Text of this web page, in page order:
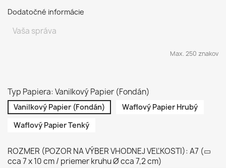
Dodatočné informácie
Max. 250 znakov
Typ Papiera: Vanilkový Papier (Fondán)
Vanilkový Papier (Fondán)
Waflový Papier Hrubý
Waflový Papier Tenký
ROZMER (POZOR NA VÝBER VHODNEJ VEĽKOSTI): A7 (▭
cca 7 x 10 cm / priemer kruhu Ø cca 7,2 cm)